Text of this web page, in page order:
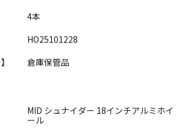
4本
HO25101228
倉庫保管品
MID シュナイダー 18インチアルミホイ
ール